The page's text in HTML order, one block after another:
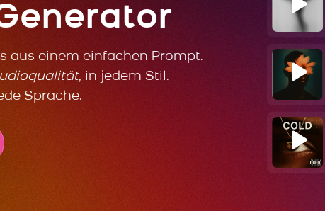
aus einem einfachen Prompt.
, in jedem Stil.
Sprache.